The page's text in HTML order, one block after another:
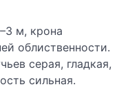
м, крона
облиственности.
серая, гладкая,
сильная.